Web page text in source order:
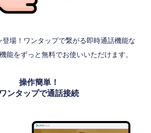
場！ワンタップで繋がる即時通話機能な
能をずっと無料でお使いいただけます。
操作簡単！
ワンタップで通話接続